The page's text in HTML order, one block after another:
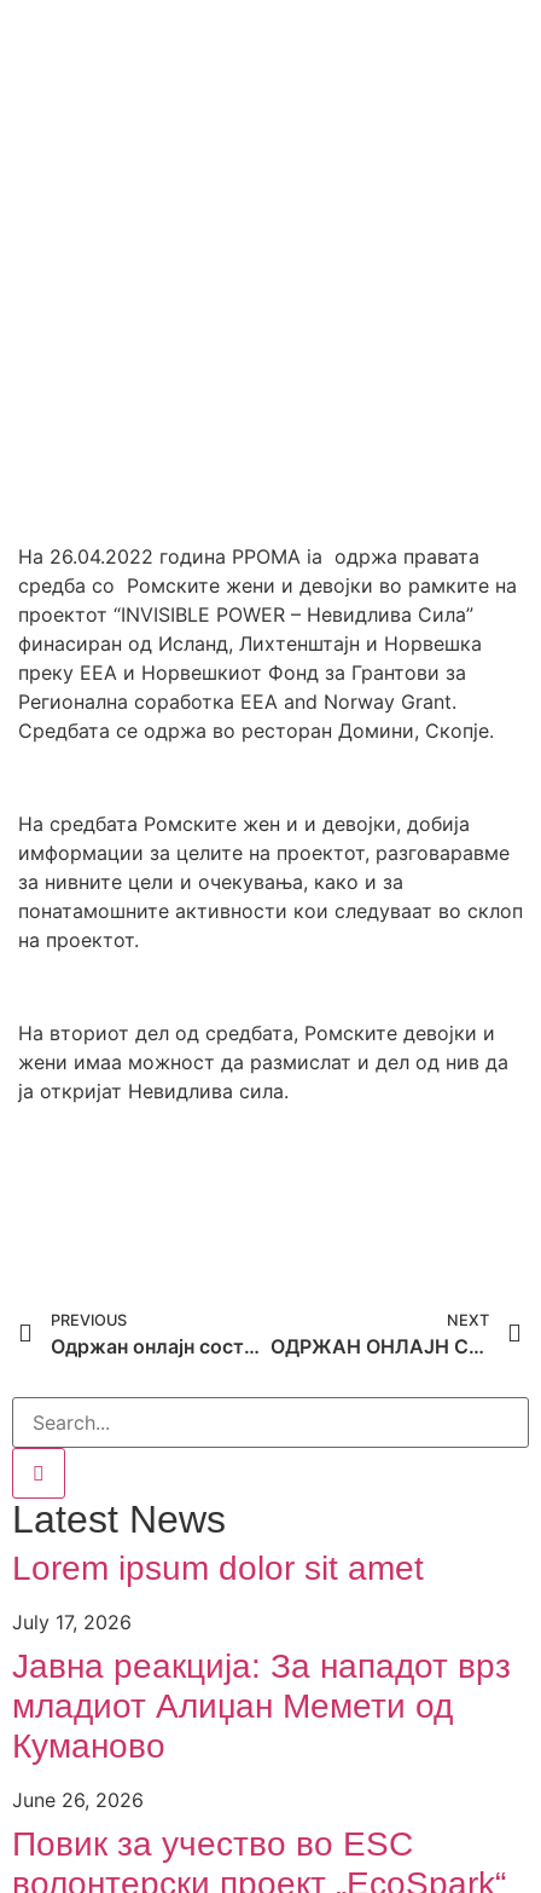
На 26.04.2022 година РРОМА ia одржа правата
средба со Ромските жени и девојки во рамките на
проектот “INVISIBLE POWER – Невидлива Сила”
финасиран од Исланд, Лихтенштајн и Норвешка
преку ЕЕА и Норвешкиот Фонд за Грантови за
Регионална соработка ЕЕА and Norway Grant.
Средбата се одржа во ресторан Домини, Скопје.
На средбата Ромските жен и и девојки, добија
имформации за целите на проектот, разговаравме
за нивните цели и очекувања, како и за
понатамошните активности кои следуваат во склоп
на проектот.
На вториот дел од средбата, Ромските девојки и
жени имаа можност да размислат и дел од нив да
ја откријат Невидлива сила.
PREVIOUS
Одржан онлајн состанок во рамките на проектот ,,Invisible Power”.
NEXT
ОДРЖАН ОНЛАЈН СОСТАНОК ВО РАМКИТЕ НА ПРОЕКТОТ “THE OTHER SCHOOL OF POLITICS“
Latest News
Lorem ipsum dolor sit amet
July 17, 2026
Јавна реакција: Зa нападот врз
младиот Алиџан Мемети од
Куманово
June 26, 2026
Повик за учество во ESC
волонтерски проект „EcoSpark“